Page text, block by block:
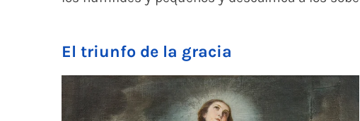
El triunfo de la gracia